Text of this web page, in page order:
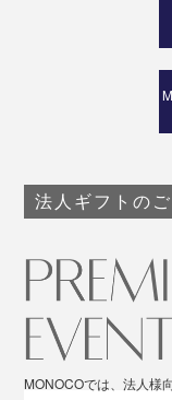
法人ギフトの
MONOCOでは、法人様